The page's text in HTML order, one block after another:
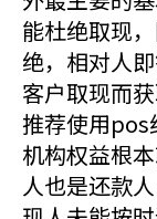
能杜绝取现
绝，相对人
客户取现而
推荐使用pos
机构权益根
人也是还款